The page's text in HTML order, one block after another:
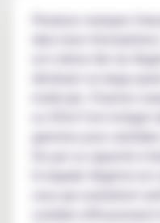
Plusieurs marques
ont même fait du
déclinant un large
molécule. D'autres
ou VDLV l'ont intégré
gammes pour
De par sa capacité à
l'e-liquide Végétol
ceux qui souhaitent